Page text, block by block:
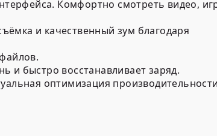
Комфортно смотреть видео,
и качественный зум благодаря
и быстро восстанавливает заряд.
оптимизация